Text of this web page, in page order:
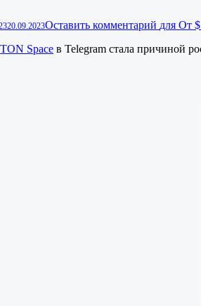
20.09.2023Оставить комментарий для От
TON Space в Telegram стала причиной